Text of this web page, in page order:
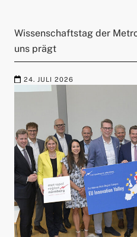
Wissenschaftstag der
uns prägt
24. JULI 2026